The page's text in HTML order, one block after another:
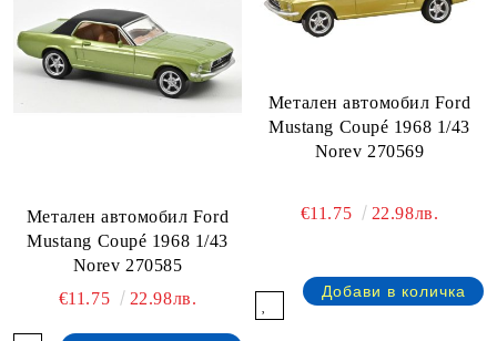
Металeн автомобил Ford
Mustang Coupé 1968 1/43
Norev 270585
€11.75
22.98лв.
Металeн автомобил Ford
Mustang Coupé 1968 1/43
Norev 270569
€11.75 22.98лв.